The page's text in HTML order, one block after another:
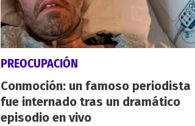
PREOCUPACIÓN
Conmoción: un famoso periodista
fue internado tras un dramático
episodio en vivo